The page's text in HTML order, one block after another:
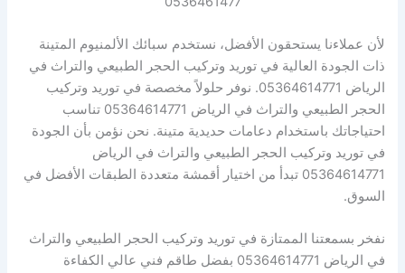
لأن عملاءنا يستحقون الأفضل، نستخدم سبائك الألمنيوم المتينة
ذات الجودة العالية في توريد وتركيب الحجر الطبيعي والتراث في
الرياض 05364614771. نوفر حلولاً مخصصة في توريد وتركيب
الحجر الطبيعي والتراث في الرياض 05364614771 تناسب
احتياجاتك باستخدام دعامات حديدية متينة. نحن نؤمن بأن الجودة
في توريد وتركيب الحجر الطبيعي والتراث في الرياض
05364614771 تبدأ من اختيار أقمشة متعددة الطبقات الأفضل في
السوق.
نفخر بسمعتنا الممتازة في توريد وتركيب الحجر الطبيعي والتراث
في الرياض 05364614771 بفضل طاقم فني عالي الكفاءة